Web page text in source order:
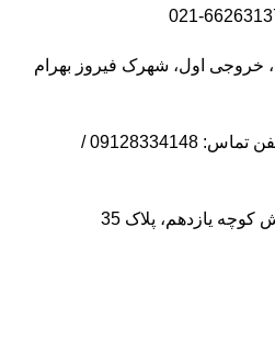
به ساوه، خروجی اول، شهرک فیروز بهرام
محل بازدید از گاوصندوق ها / تلفن تماس: 09128334148 /
یازدهم، پلاک 35